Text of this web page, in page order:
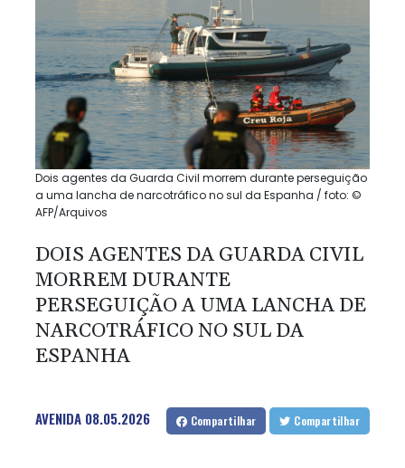
Dois agentes da Guarda Civil morrem durante perseguição
a uma lancha de narcotráfico no sul da Espanha / foto: ©
AFP/Arquivos
DOIS AGENTES DA GUARDA CIVIL
MORREM DURANTE
PERSEGUIÇÃO A UMA LANCHA DE
NARCOTRÁFICO NO SUL DA
ESPANHA
AVENIDA 08.05.2026 Compartilhar Compartilhar